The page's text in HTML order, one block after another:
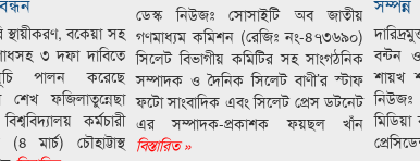
স্থায়ীকরণ, বকেয়া সহ
৩ দফা দাবিতে
পালন করেছে
শেখ ফজিলাতুন্নেছা
কর্মচারী
মার্চ) চৌহাট্টাস্থ
ডেস্ক নিউজঃ সোসাইটি অব জাতীয়
গণমাধ্যম কমিশন (রেজিঃ নং-৪৭৩৬৯০)
সিলেট বিভাগীয় কমিটির সহ সাংগঠনিক
সম্পাদক ও দৈনিক সিলেট বাণী’র স্টাফ
ফটো সাংবাদিক এবং সিলেট প্রেস ডটনেট
এর সম্পাদক-প্রকাশক ফয়ছল খাঁন
বিস্তারিত »
বন্টন
শায়খ